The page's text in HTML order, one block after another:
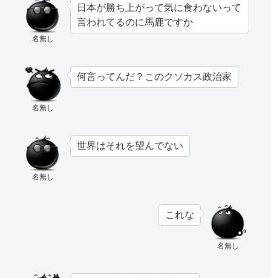
名無し
日本が勝ち上がって気に食わないって
言われてるのに馬鹿ですか
名無し
何言ってんだ？このクソカス政治家
名無し
世界はそれを望んでない
名無し
これな